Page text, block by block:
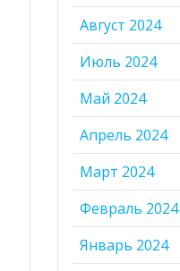
Август 2024
Июль 2024
Май 2024
Апрель 2024
Март 2024
Февраль 2024
Январь 2024